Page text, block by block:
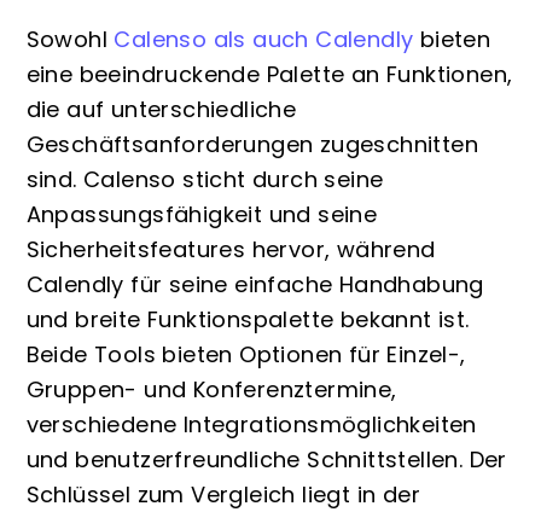
Sowohl Calenso als auch Calendly bieten
eine beeindruckende Palette an Funktionen,
die auf unterschiedliche
Geschäftsanforderungen zugeschnitten
sind. Calenso sticht durch seine
Anpassungsfähigkeit und seine
Sicherheitsfeatures hervor, während
Calendly für seine einfache Handhabung
und breite Funktionspalette bekannt ist.
Beide Tools bieten Optionen für Einzel-,
Gruppen- und Konferenztermine,
verschiedene Integrationsmöglichkeiten
und benutzerfreundliche Schnittstellen. Der
Schlüssel zum Vergleich liegt in der